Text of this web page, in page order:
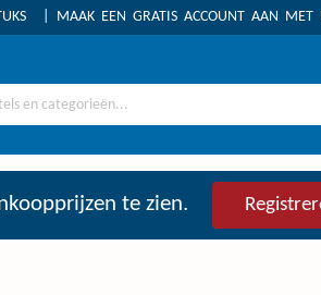
MAAK EEN GRATIS ACCOUNT AAN
te zien.